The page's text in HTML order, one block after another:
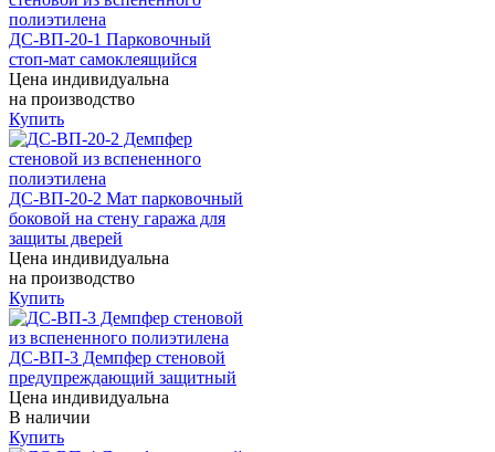
ДС-ВП-20-1 Парковочный
стоп-мат самоклеящийся
Цена индивидуальна
на производство
Купить
ДС-ВП-20-2 Мат парковочный
боковой на стену гаража для
защиты дверей
Цена индивидуальна
на производство
Купить
ДС-ВП-3 Демпфер стеновой
предупреждающий защитный
Цена индивидуальна
В наличии
Купить